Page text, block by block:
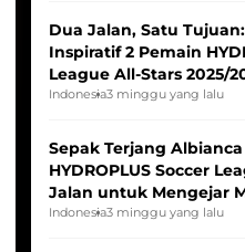
Dua Jalan, Satu
Inspiratif 2 Pemain
League All-Stars 2025/
Seleksi Timnas
Indonesia3 minggu yang lalu
Sepak Terjang
HYDROPLUS Soccer
Jalan untuk Mengejar
Indonesia Putri
Indonesia3 minggu yang lalu